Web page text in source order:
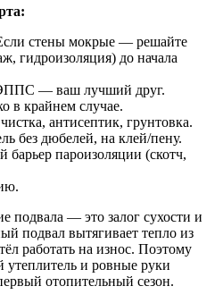
стены мокрые — решайте
гидроизоляция) до начала
— ваш лучший друг.
в крайнем случае.
антисептик, грунтовка.
без дюбелей, на клей/пену.
барьер пароизоляции (скотч,
подвала — это залог сухости и
подвал вытягивает тепло из
работать на износ. Поэтому
утеплитель и ровные руки
отопительный сезон.